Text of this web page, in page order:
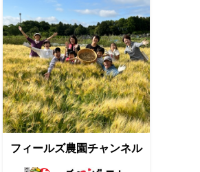
フィールズ農園チャンネル